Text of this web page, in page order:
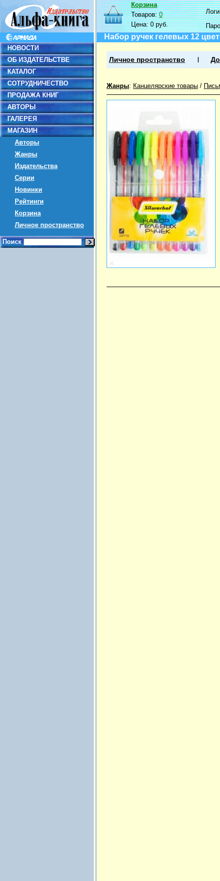
НОВОСТИ
ОБ ИЗДАТЕЛЬСТВЕ
КАТАЛОГ
СОТРУДНИЧЕСТВО
ПРОДАЖА КНИГ
АВТОРЫ
ГАЛЕРЕЯ
МАГАЗИН
Авторы
Жанры
Издательства
Серии
Новинки
Рейтинги
Корзина
Личное пространство
Поиск
Корзина
Товаров:0
Цена:0 руб.
Набор ручек гелевых 12
Личное пространство
Жанры: Канцелярские товары /